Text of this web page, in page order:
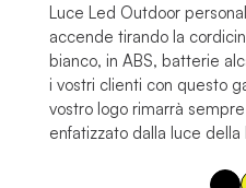
Luce Led Outdoor
accende tirando la
bianco, in ABS, batterie
i vostri clienti con questo
vostro logo rimarrà
enfatizzato dalla luce della